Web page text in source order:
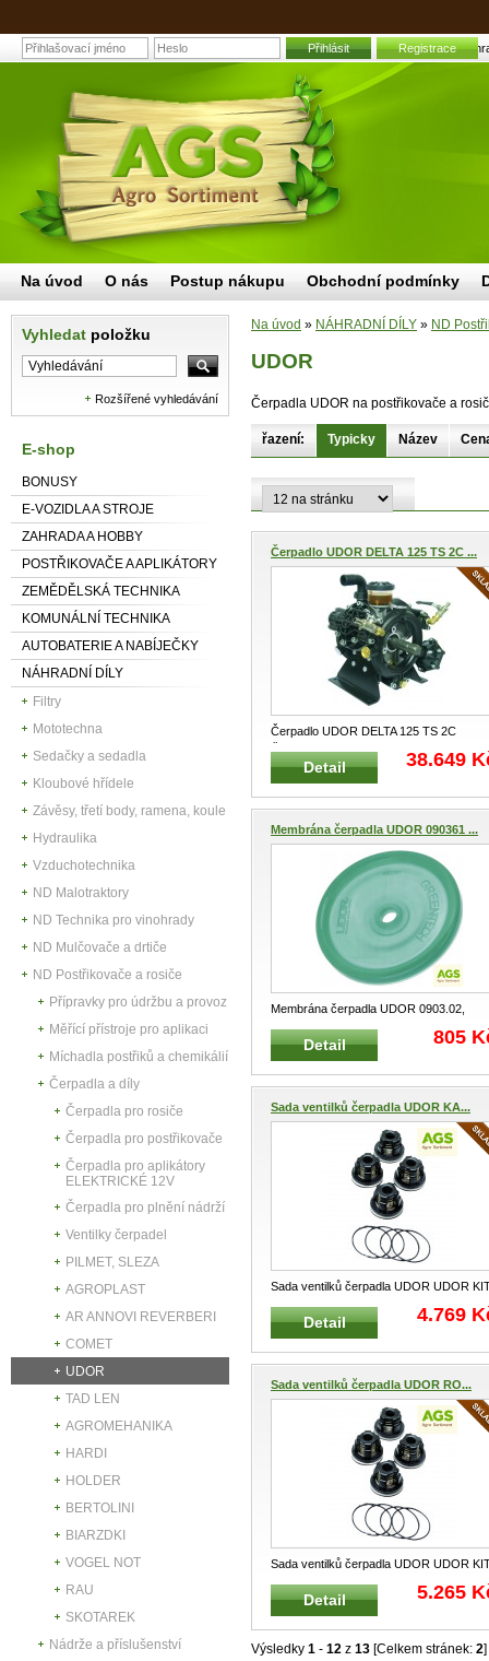
UDOR |
Přihlásit Registrace
Vyhledat položku
Rozšířené vyhledávání
E-shop
BONUSY
E-VOZIDLA A STROJE
ZAHRADA A HOBBY
POSTŘIKOVAČE A APLIKÁTORY
ZEMĚDĚLSKÁ TECHNIKA
KOMUNÁLNÍ TECHNIKA
AUTOBATERIE A NABÍJEČKY
NÁHRADNÍ DÍLY
Filtry
Mototechna
Sedačky a sedadla
Kloubové hřídele
Závěsy, třetí body, ramena, koule
Hydraulika
Vzduchotechnika
ND Malotraktory
ND Technika pro vinohrady
ND Mulčovače a drtiče
ND Postřikovače a rosiče
Přípravky pro údržbu a provoz
Měřící přístroje pro aplikaci
Míchadla postřiků a chemikálií
Čerpadla a díly
Čerpadla pro rosiče
Čerpadla pro postřikovače
Čerpadla pro aplikátory
ELEKTRICKÉ 12V
Čerpadla pro plnění nádrží
Ventilky čerpadel
PILMET, SLEZA
AGROPLAST
AR ANNOVI REVERBERI
COMET
UDOR
TAD LEN
AGROMEHANIKA
HARDI
HOLDER
BERTOLINI
BIARZDKI
VOGEL NOT
RAU
SKOTAREK
Nádrže a příslušenství
Na úvod » NÁHRADNÍ DÍLY » ND
UDOR
Čerpadla UDOR na postřikovače a
řazení: Typicky Název
Čerpadlo UDOR DELTA 125 TS 2C ...
Čerpadlo UDOR DELTA 125 TS 2C
Čerpadlo pro sání a dopravu postřiko
Detail 38.649
Membrána čerpadla UDOR 090361 ...
Membrána čerpadla UDOR 0903.02,
06021291, 090302, US081, 090361 H
Detail 805
Sada ventilků čerpadla UDOR KA...
Sada ventilků čerpadla UDOR UDOR
KAPPA 125 Opravná kompletní sada
Detail 4.769
Sada ventilků čerpadla UDOR RO...
Sada ventilků čerpadla UDOR UDOR
521 Opravná kompletní sada venti
Detail 5.265
Výsledky 1 - 12 z 13 [Celkem stránek: 2]
Na úvod O nás Postup nákupu Obchodní podmínky